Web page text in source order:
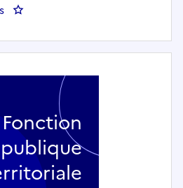
: Enseignant(e) artistiques :
Fonction
publique